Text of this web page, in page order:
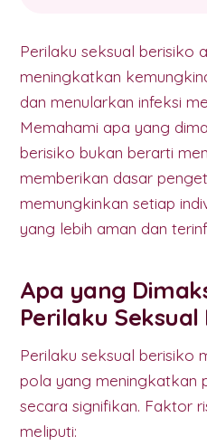
Perilaku seksual berisiko
meningkatkan
dan menularkan infeksi
Memahami apa yang
berisiko bukan berarti
memberikan dasar
memungkinkan setiap
yang lebih aman dan
Apa yang
Perilaku Seksual
Perilaku seksual berisiko
pola yang meningkatkan
secara signifikan. Faktor
meliputi: